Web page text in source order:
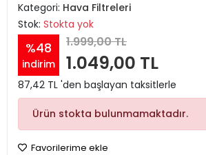
Kategori: Hava Filtreleri
Stok: Stokta yok
%48
indirim
1.999,00 TL
1.049,00 TL
87,42 TL 'den başlayan taksitlerle
Ürün stokta bulunmamaktadır.
Favorilerime ekle